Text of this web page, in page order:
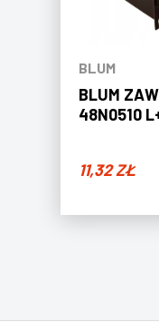
BLUM
BLUM
48N0510
11,32ZŁ